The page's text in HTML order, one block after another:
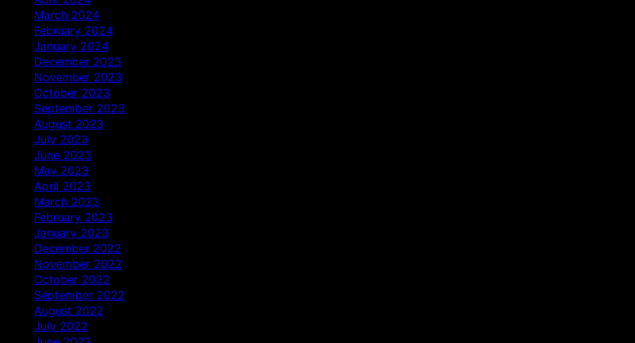
March 2024
February 2024
January 2024
December 2023
November 2023
October 2023
September 2023
August 2023
July 2023
June 2023
May 2023
April 2023
March 2023
February 2023
January 2023
December 2022
November 2022
October 2022
September 2022
August 2022
July 2022